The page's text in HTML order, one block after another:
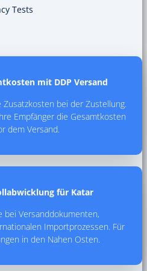
Tests
mit DDP Versand
bei der Zustellung.
Empfänger die Gesamtkosten
dem Versand.
für Katar
bei Versanddokumenten,
Importprozessen. Für
in den Nahen Osten.